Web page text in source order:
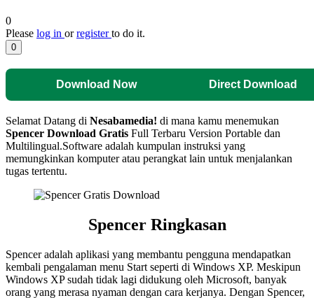
0
Please log in orregisterto do it.
0
Download Now Direct Download
Selamat Datang di Nesabamedia! di mana kamu menemukan
Spencer Download Gratis Full Terbaru Version Portable dan
Multilingual.Software adalah kumpulan instruksi yang
memungkinkan komputer atau perangkat lain untuk menjalankan
tugas tertentu.
Spencer Ringkasan
Spencer adalah aplikasi yang membantu pengguna mendapatkan
kembali pengalaman menu Start seperti di Windows XP. Meskipun
Windows XP sudah tidak lagi didukung oleh Microsoft, banyak
orang yang merasa nyaman dengan cara kerjanya. Dengan Spencer,